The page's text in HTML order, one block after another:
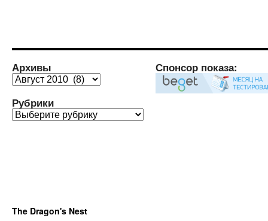
Архивы
Архивы
Рубрики
Рубрики
Спонсор показа:
The Dragon's Nest